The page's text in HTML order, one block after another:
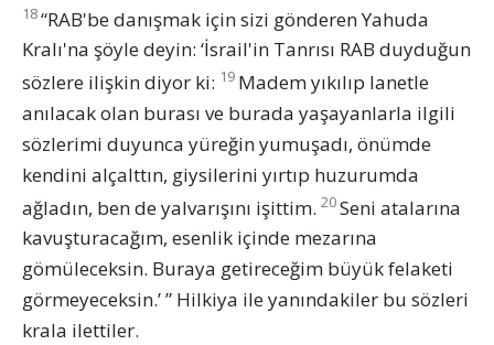
18“RAB'be danışmak için sizi gönderen Yahuda
Kralı'na şöyle deyin: ‘İsrail'in Tanrısı RAB duyduğun
sözlere ilişkin diyor ki: 19 Madem yıkılıp lanetle
anılacak olan burası ve burada yaşayanlarla ilgili
sözlerimi duyunca yüreğin yumuşadı, önümde
kendini alçalttın, giysilerini yırtıp huzurumda
ağladın, ben de yalvarışını işittim. 20Seni atalarına
kavuşturacağım, esenlik içinde mezarına
gömüleceksin. Buraya getireceğim büyük felaketi
görmeyeceksin.’ ” Hilkiya ile yanındakiler bu sözleri
krala ilettiler.